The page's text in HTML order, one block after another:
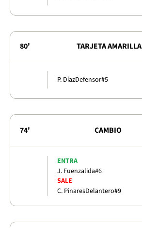
80' TARJETA AMARILLA
P. DíazDefensor#5
74' CAMBIO
ENTRA
J. Fuenzalida#6
SALE
C. PinaresDelantero#9